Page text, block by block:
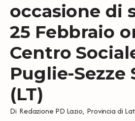
occasione di
25 Febbraio
Centro
Puglie-Sezze
(LT)
Di Redazione PD Lazio, Provincia di